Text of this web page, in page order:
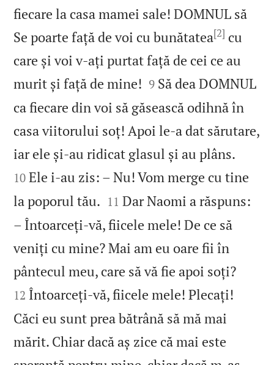
fiecare la casa mamei sale! DOMNUL să
Se poarte față de voi cu bunătatea[2] cu
care și voi v‑ați purtat față de cei ce au
murit și față de mine! 

9 Să dea DOMNUL
ca fiecare din voi să găsească odihnă în
casa viitorului soț! Apoi le‑a dat sărutare,
iar ele și‑au ridicat glasul și au plâns.
10 Ele i‑au zis: – Nu! Vom merge cu tine
la poporul tău. 

11 Dar Naomi a răspuns:
– Întoarceți‑vă, fiicele mele! De ce să
veniți cu mine? Mai am eu oare fii în
pântecul meu, care să vă fie apoi soți?
12 Întoarceți‑vă, fiicele mele! Plecați!
Căci eu sunt prea bătrână să mă mai
mărit. Chiar dacă aș zice că mai este